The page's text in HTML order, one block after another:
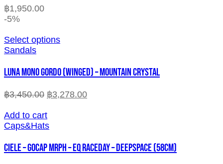
฿1,950.00
-5%
Select options
Sandals
LUNA MONO GORDO (WINGED) – MOUNTAIN CRYSTAL
฿3,450.00 ฿3,278.00
Add to cart
Caps&Hats
CIELE – GOCAP MRPH – EQ RACEDAY – DEEPSPACE (58cm)